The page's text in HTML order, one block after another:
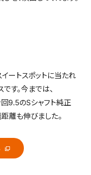
ートスポットに当たれ
す。今までは、
9.5のSシャフト純正
離も伸びました。